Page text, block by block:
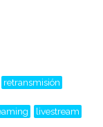
retransmisión
livestream